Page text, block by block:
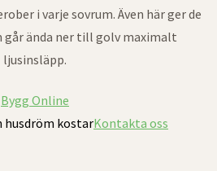
i varje sovrum. Även här ger de
ända ner till golv maximalt
ljusinsläpp.
Bygg Online
husdröm kostarKontakta oss